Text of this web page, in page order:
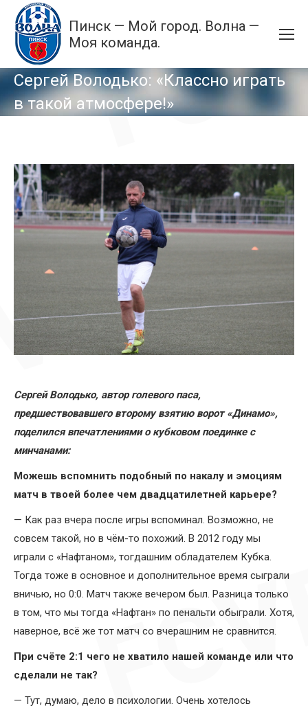
Пинск — Мой город. Волна —
Моя команда.
Сергей Володько: «Классно играть
в такой атмосфере!»
Сергей Володько, автор голевого паса,
предшествовавшего второму взятию ворот «Динамо»,
поделился впечатлениями о кубковом поединке с
минчанами:
Можешь вспомнить подобный по накалу и эмоциям
матч в твоей более чем двадцатилетней карьере?
— Как раз вчера после игры вспоминал. Возможно, не
совсем такой, но в чём-то похожий. В 2012 году мы
играли с «Нафтаном», тогдашним обладателем Кубка.
Тогда тоже в основное и дополнительное время сыграли
вничью, но 0:0. Матч также вечером был. Разница только
в том, что мы тогда «Нафтан» по пенальти обыграли. Хотя,
наверное, всё же тот матч со вчерашним не сравнится.
При счёте 2:1 чего не хватило нашей команде или что
сделали не так?
— Тут, думаю, дело в психологии. Очень хотелось